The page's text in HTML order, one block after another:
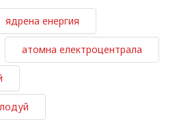
ядрена енергия
атомна електроцентрала